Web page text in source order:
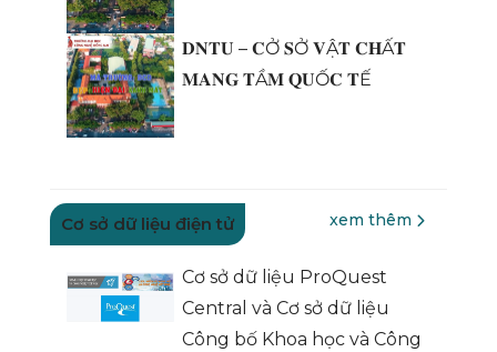
𝐃𝐍𝐓𝐔 – 𝐂Ở 𝐒Ở 𝐕Ậ𝐓 𝐂𝐇Ấ𝐓
𝐌𝐀𝐍𝐆 𝐓Ầ𝐌 𝐐𝐔Ố𝐂 𝐓Ế
Cơ sở dữ liệu điện tử xem thêm
Cơ sở dữ liệu ProQuest
Central và Cơ sở dữ liệu
Công bố Khoa học và Công